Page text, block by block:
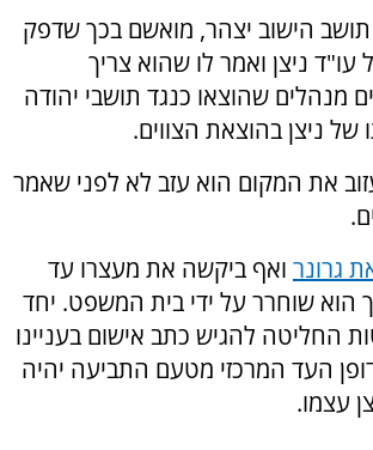
תושב הישוב יצהר, מואשם בכך שדפק
ניצן ואמר לו שהוא צריך
מנהלים שהוצאו כנגד תושבי יהודה
של ניצן בהוצאת הצווים.
את המקום הוא עזב לא לפני שאמר
גרונר ואף ביקשה את מעצרו עד
הוא שוחרר על ידי בית המשפט. יחד
החליטה להגיש כתב אישום בעניינו
העד המרכזי מטעם התביעה יהיה
עצמו.